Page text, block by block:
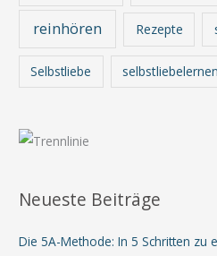
reinhören Rezepte
Selbstliebe selbstliebelernen
Neueste Beiträge
Die 5A-Methode: In 5 Schritten zu